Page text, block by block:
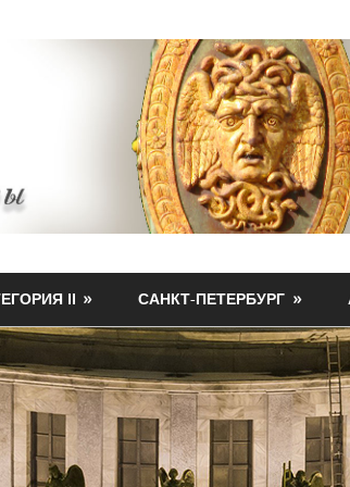
II САНКТ-ПЕТЕРБУРГ